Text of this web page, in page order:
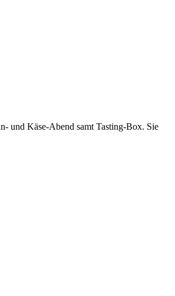
und Käse-Abend samt Tasting-Box. Sie